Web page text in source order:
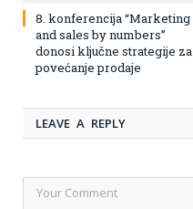
8. konferencija “Marketing
and sales by numbers”
donosi ključne strategije za
povećanje prodaje
LEAVE A REPLY